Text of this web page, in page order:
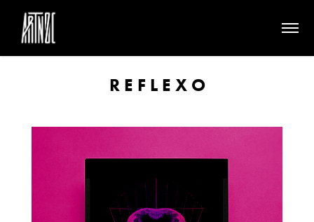
R E F L E X O